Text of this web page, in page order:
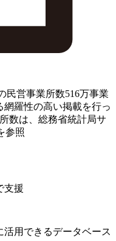
民営事業所数516万事業
網羅性の高い掲載を行っ
数は、総務省統計局サ
参照
支援
用できるデータベース